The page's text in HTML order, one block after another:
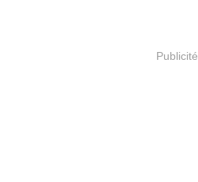
Publicité